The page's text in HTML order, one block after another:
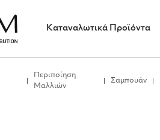
Καταναλωτικά Προϊόντα
Περιποίηση
Μαλλιών
Σαμπουάν